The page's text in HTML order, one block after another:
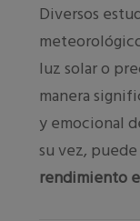
Diversos
luz solar o
manera
y emocional
su vez,
rendimiento